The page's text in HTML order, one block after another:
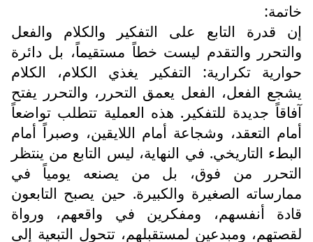
خاتمة:
إن قدرة التابع على التفكير والكلام والفعل
والتحرر والتقدم ليست خطاً مستقيماً، بل دائرة
حوارية تكرارية: التفكير يغذي الكلام، الكلام
يشجع الفعل، الفعل يعمق التحرر، والتحرر يفتح
آفاقاً جديدة للتفكير. هذه العملية تتطلب تواضعاً
أمام التعقد، وشجاعة أمام اللايقين، وصبراً أمام
البطء التاريخي. في النهاية، ليس التابع من ينتظر
التحرر من فوق، بل من يصنعه يومياً في
ممارساته الصغيرة والكبيرة. حين يصبح التابعون
قادة أنفسهم، ومفكرين في واقعهم، ورواة
لقصتهم، ومبدعين لمستقبلهم، تتحول التبعية إلى